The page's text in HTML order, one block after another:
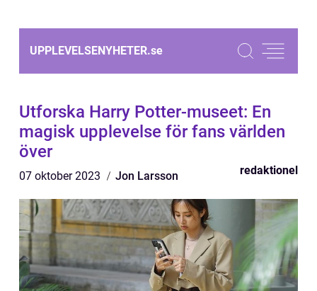
UPPLEVELSENYHETER.se
Utforska Harry Potter-museet: En
magisk upplevelse för fans världen
över
07 oktober 2023 Jon Larsson redaktionel